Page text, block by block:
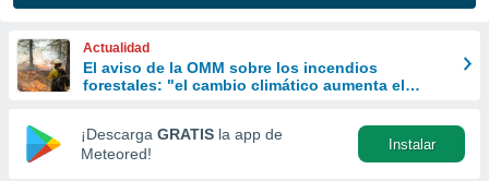
las
y
forma
digital
basada
Actualidad
El aviso de la OMM sobre los incendios
forestales: "el cambio climático aumenta el
¡Descarga GRATIS la app de
Meteored!
Instalar